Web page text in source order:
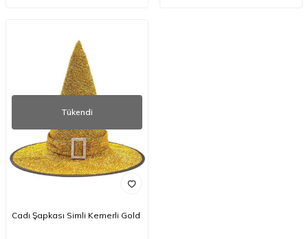
Tükendi
Cadı Şapkası Simli Kemerli Gold